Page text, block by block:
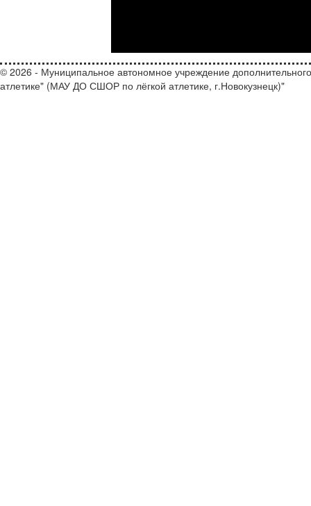
© 2026 - Муниципальное автономное учреждение
атлетике" (МАУ ДО СШОР по лёгкой атлетике, г.Новокузнецк)"